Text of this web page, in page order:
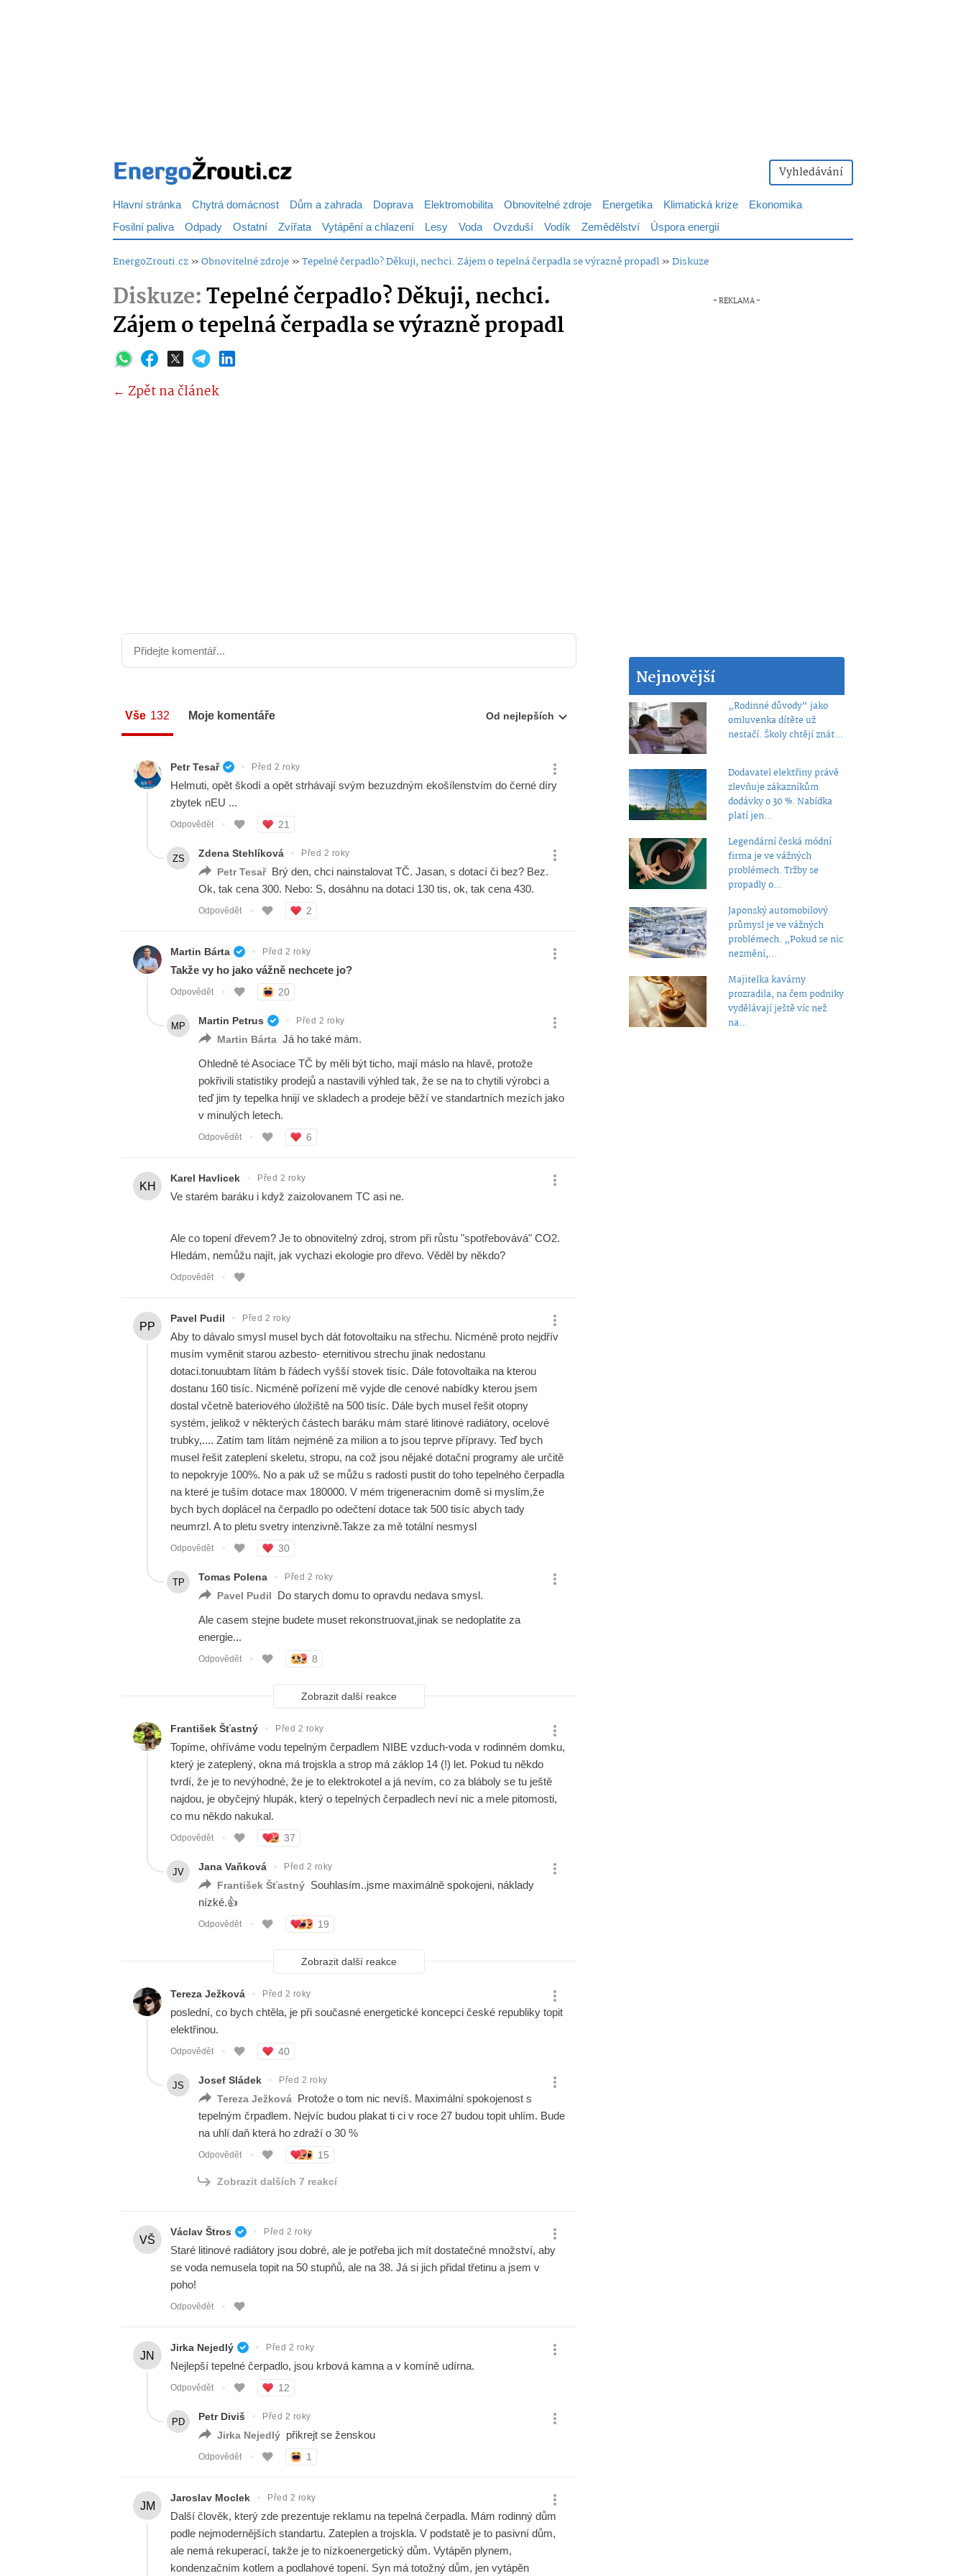
Vyhledávání
Hlavní stránka Chytrá domácnost Dům a zahrada Doprava Elektromobilita Obnovitelné zdroje Energetika Klimatická krize
Ekonomika
Fosilní paliva Odpady Ostatní Zvířata Vytápění a chlazení Lesy Voda Ovzduší Vodík Zemědělství Úspora energií
EnergoZrouti.cz»Obnovitelné zdroje»Tepelné čerpadlo? Děkuji, nechci. Zájem o tepelná čerpadla se výrazně propadl»Diskuze
Diskuze:Tepelné čerpadlo? Děkuji, nechci.
Zájem o tepelná čerpadla se výrazně propadl
← Zpět na článek
Nejnovější
„Rodinné důvody“ jako
omluvenka dítěte už
nestačí. Školy chtějí znát...
Dodavatel elektřiny právě
zlevňuje zákazníkům
dodávky o 30 %. Nabídka
platí jen...
Legendární česká módní
firma je ve vážných
problémech. Tržby se
propadly o...
Japonský automobilový
průmysl je ve vážných
problémech. „Pokud se nic
nezmění,...
Majitelka kavárny
prozradila, na čem podniky
vydělávají ještě víc než
na...